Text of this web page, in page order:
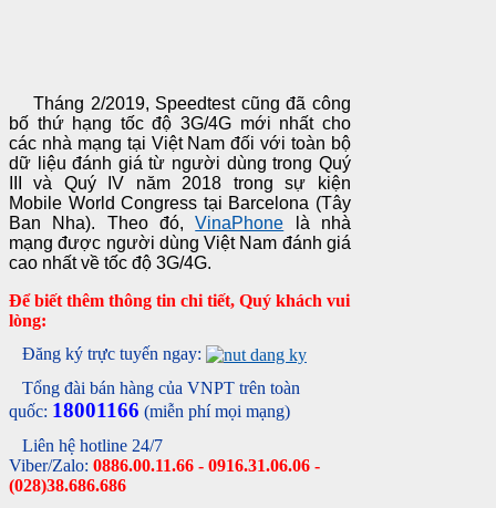
Tháng 2/2019, Speedtest cũng đã công
bố thứ hạng tốc độ 3G/4G mới nhất cho
các nhà mạng tại Việt Nam đối với toàn bộ
dữ liệu đánh giá từ người dùng trong Quý
III và Quý IV năm 2018 trong sự kiện
Mobile World Congress tại Barcelona (Tây
Ban Nha). Theo đó,VinaPhone là nhà
mạng được người dùng Việt Nam đánh giá
cao nhất về tốc độ 3G/4G.
Để biết thêm thông tin chi tiết, Quý khách vui
lòng:
Đăng ký trực tuyến ngay:
Tổng đài bán hàng của VNPT trên toàn
quốc: 18001166 (miễn phí mọi mạng)
Liên hệ hotline 24/7
Viber/Zalo: 0886.00.11.66 - 0916.31.06.06 -
(028)38.686.686